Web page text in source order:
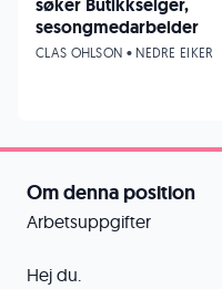
Om denna position
Arbetsuppgifter
Hej du.
søker Butikkselger,
sesongmedarbeider
CLAS OHLSON • NEDRE EIKER